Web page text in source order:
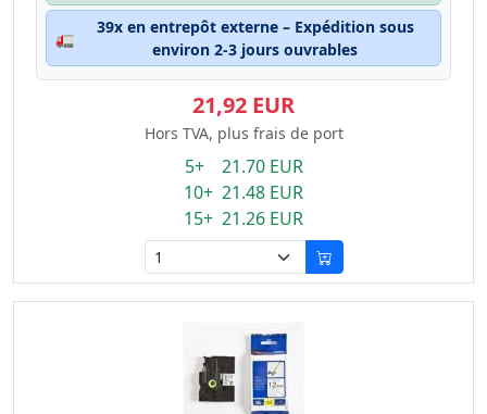
🚛
39x en entrepôt externe – Expédition sous
environ 2-3 jours ouvrables
21,92 EUR
Hors TVA, plus frais de port
5+ 21.70 EUR
10+ 21.48 EUR
15+ 21.26 EUR